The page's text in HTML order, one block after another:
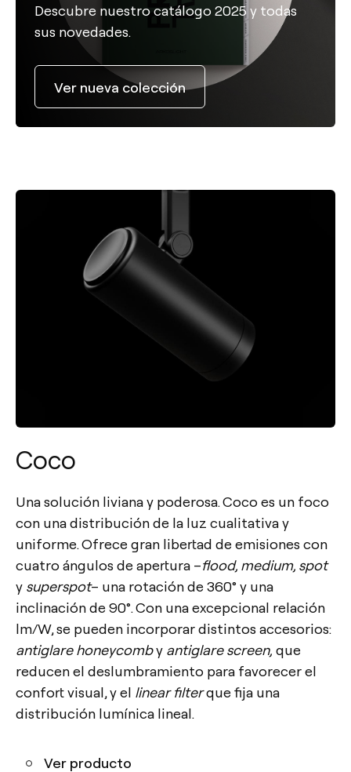
Descubre nuestro catálogo 2025 y todas
sus novedades.
Ver nueva colección
Coco
Una solución liviana y poderosa. Coco es un foco
con una distribución de la luz cualitativa y
uniforme. Ofrece gran libertad de emisiones con
cuatro ángulos de apertura –flood, medium, spot
y superspot– una rotación de 360° y una
inclinación de 90°. Con una excepcional relación
lm/W, se pueden incorporar distintos accesorios:
antiglare honeycomby antiglare screen, que
reducen el deslumbramiento para favorecer el
confort visual, y el linear filterque fija una
distribución lumínica lineal.
Ver producto